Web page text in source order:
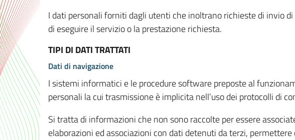
I dati personali forniti dagli utenti che inoltrano richieste di invio
di eseguire il servizio o la prestazione richiesta.
TIPI DI DATI TRATTATI
Dati di navigazione
I sistemi informatici e le procedure software preposte al
personali la cui trasmissione è implicita nell’uso dei protocolli di
Si tratta di informazioni che non sono raccolte per essere
elaborazioni ed associazioni con dati detenuti da terzi,